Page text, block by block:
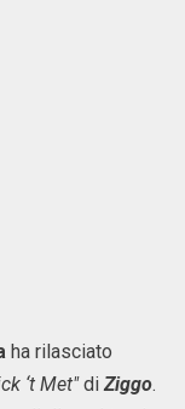
ha rilasciato
‘t Met"diZiggo.